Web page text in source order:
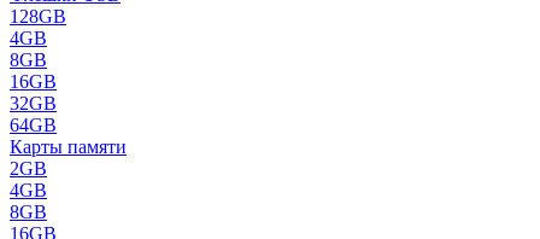
128GB
4GB
8GB
16GB
32GB
64GB
Карты памяти
2GB
4GB
8GB
16GB